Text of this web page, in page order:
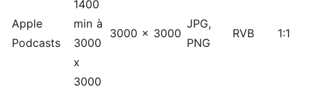
Apple
Podcasts
1400
min à
3000
x
3000
3000 x 3000
JPG,
PNG
RVB 1:1